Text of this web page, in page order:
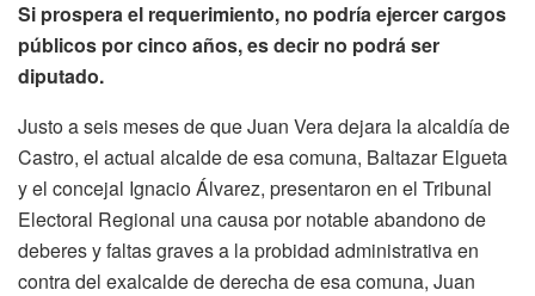
Si prospera el requerimiento, no podría ejercer cargos
públicos por cinco años, es decir no podrá ser
diputado.
Justo a seis meses de que Juan Vera dejara la alcaldía de
Castro, el actual alcalde de esa comuna, Baltazar Elgueta
y el concejal Ignacio Álvarez, presentaron en el Tribunal
Electoral Regional una causa por notable abandono de
deberes y faltas graves a la probidad administrativa en
contra del exalcalde de derecha de esa comuna, Juan